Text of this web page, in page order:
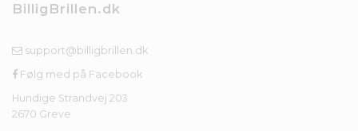
BilligBrillen.dk
support@billigbrillen.dk
Følg med på Facebook
Hundige Strandvej 203
2670 Greve